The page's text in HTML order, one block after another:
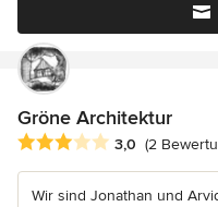
Gröne Architektur
Durchschnittliche
3,0 (2
Wir sind Jonathan und